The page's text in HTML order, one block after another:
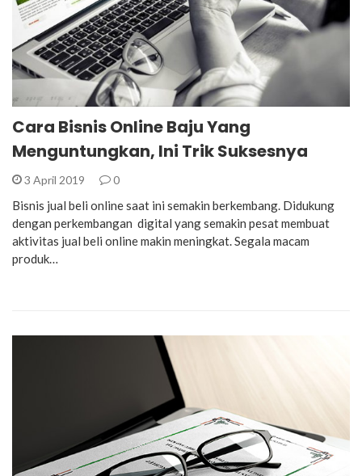
Cara Bisnis Online Baju Yang
Menguntungkan, Ini Trik Suksesnya
3 April 2019 0
Bisnis jual beli online saat ini semakin berkembang. Didukung
dengan perkembangan digital yang semakin pesat membuat
aktivitas jual beli online makin meningkat. Segala macam
produk…